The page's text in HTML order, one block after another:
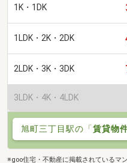
1K・1DK
1LDK・2K・2DK
2LDK・3K・3DK
3LDK・4K・4LDK
旭町三丁目駅の「賃貸物
※goo住宅・不動産に掲載されているマ